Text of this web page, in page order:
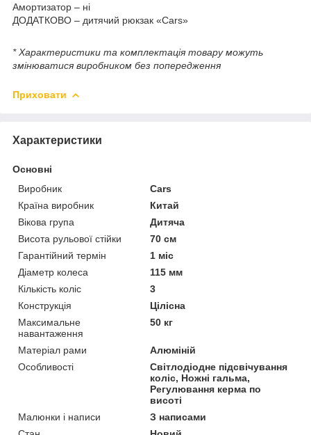
Амортизатор – ні
ДОДАТКОВО – дитячий рюкзак «Cars»
* Характеристики та комплектація товару можуть
змінюватися виробником без попередження
Приховати
Характеристики
Основні
Виробник
Cars
Країна виробник
Китай
Вікова група
Дитяча
Висота рульової стійки
70 см
Гарантійний термін
1 міс
Діаметр колеса
115 мм
Кількість коліс
3
Конструкція
Цілісна
Максимальне
навантаження
50 кг
Матеріал рами
Алюміній
Особливості
Світлодіодне підсвічування
коліс, Ножні гальма,
Регулювання керма по
висоті
Малюнки і написи
З написами